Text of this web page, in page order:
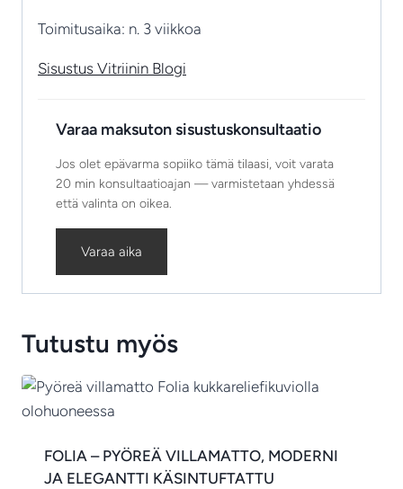
Toimitusaika: n. 3 viikkoa
Sisustus Vitriinin Blogi
Varaa maksuton sisustuskonsultaatio
Jos olet epävarma sopiiko tämä tilaasi, voit varata
20 min konsultaatioajan — varmistetaan yhdessä
että valinta on oikea.
Varaa aika
Tutustu myös
FOLIA – PYÖREÄ VILLAMATTO, MODERNI
JA ELEGANTTI KÄSINTUFTATTU